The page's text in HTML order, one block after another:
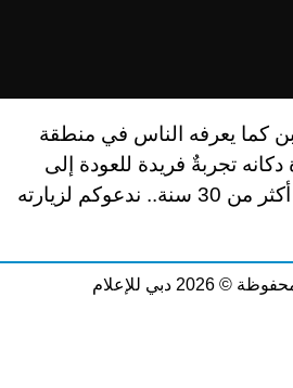
كما يعرفه الناس في منطقة
تجربةٌ فريدة للعودة إلى
30 سنة
.. ندعوكم لزيارته
دبي للإعلام